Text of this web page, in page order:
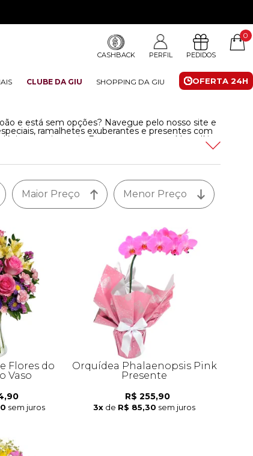
CASHBACK PERFIL PEDIDOS
0
OFERTA 24H
CLUBE DA GIU SHOPPING DA GIU
e está sem opções? Navegue pelo nosso site e
ramalhetes exuberantes e presentes com
e muito mais. Encontre rosas, orquídeas, lírios
Menor Preço
Maior Preço
Flores do
Vaso
sem juros
Orquídea Phalaenopsis Pink
Presente
R$ 255,90
3x de R$ 85,30 sem juros